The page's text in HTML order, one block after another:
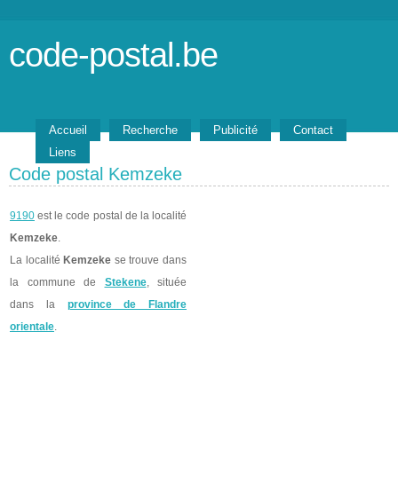
code-postal.be
Accueil Recherche Publicité
Contact
Liens
Code postal Kemzeke
9190 est le code postal de la localité
Kemzeke.
La localité Kemzeke se trouve dans
la commune de Stekene, située
dans la province de Flandre
orientale.